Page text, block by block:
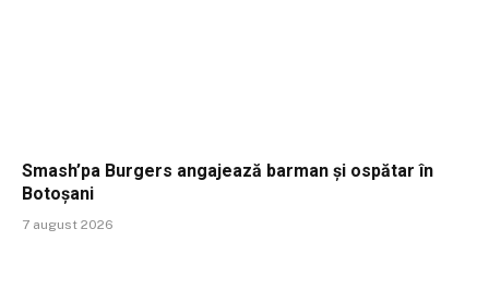
Smash’pa Burgers angajează barman și ospătar în
Botoșani
7 august 2026